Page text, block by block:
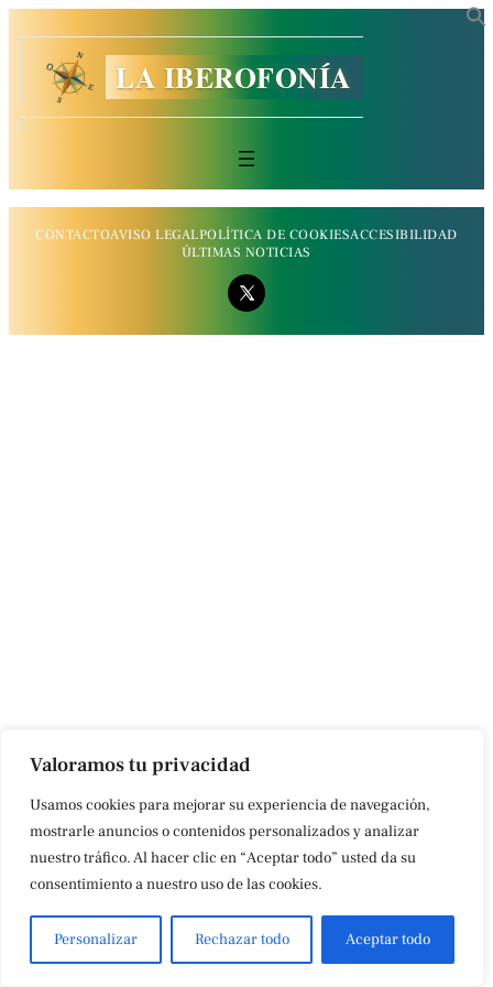
Valoramos tu privacidad
Usamos cookies para mejorar su experiencia de navegación,
mostrarle anuncios o contenidos personalizados y analizar
nuestro tráfico. Al hacer clic en “Aceptar todo” usted da su
consentimiento a nuestro uso de las cookies.
Personalizar Rechazar todo Aceptar todo
LA IBEROFONÍA
CONTACTOAVISO LEGALPOLÍTICA DE COOKIESACCESIBILIDAD
ÚLTIMAS NOTICIAS